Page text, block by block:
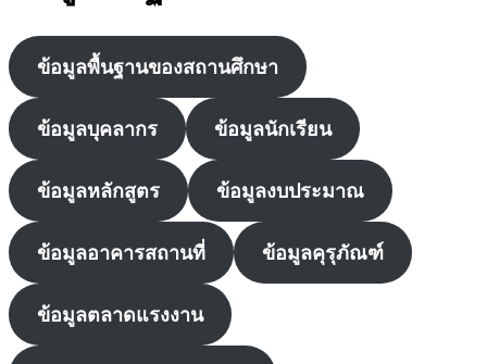
ข้อมูลพื้นฐานของสถานศึกษา
ข้อมูลบุคลากร ข้อมูลนักเรียน
ข้อมูลหลักสูตร ข้อมูลงบประมาณ
ข้อมูลอาคารสถานที่ ข้อมูลคุรุภัณฑ์
ข้อมูลตลาดแรงงาน